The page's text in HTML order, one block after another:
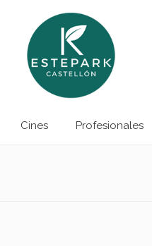
Cines Profesionales